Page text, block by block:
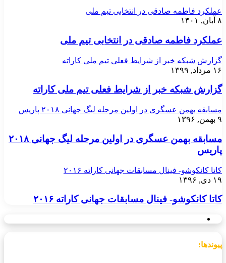
عملکرد فاطمه صادقی در انتخابی تیم ملی
۸ آبان, ۱۴۰۱
عملکرد فاطمه صادقی در انتخابی تیم ملی
گزارش شبکه خبر از شرایط فعلی تیم ملی کاراته
۱۶ مرداد, ۱۳۹۹
گزارش شبکه خبر از شرایط فعلی تیم ملی کاراته
مسابقه بهمن عسگری در اولین مرحله لیگ جهانی ۲۰۱۸ پاریس
۹ بهمن, ۱۳۹۶
مسابقه بهمن عسگری در اولین مرحله لیگ جهانی ۲۰۱۸
پاریس
کاتا کانکوشو- فینال مسابقات جهانی کاراته ۲۰۱۶
۱۹ دی, ۱۳۹۶
کاتا کانکوشو- فینال مسابقات جهانی کاراته ۲۰۱۶
پیوندها: